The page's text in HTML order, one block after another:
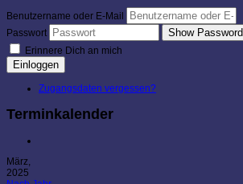
Benutzername oder E-Mail
Passwort
Show Password
Erinnere Dich an mich
Einloggen
Zugangsdaten vergessen?
Terminkalender
März,
2025